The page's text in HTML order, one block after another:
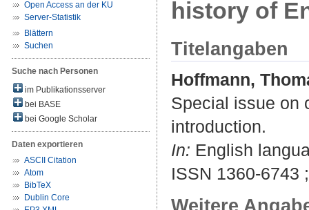
Open Access an der KU
Server-Statistik
Blättern
Suchen
Suche nach Personen
im Publikationsserver
bei BASE
bei Google Scholar
Daten exportieren
ASCII Citation
Atom
BibTeX
Dublin Core
history of
Titelangaben
Hoffmann,
Special issue on
introduction.
In: English
ISSN 1360-6743